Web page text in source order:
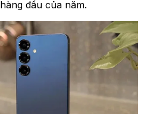
đầu của năm.